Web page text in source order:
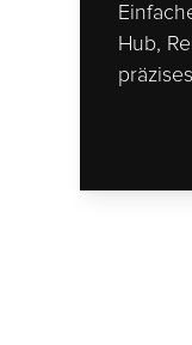
Hub,